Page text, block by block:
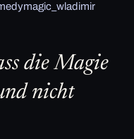
die Magie
nicht